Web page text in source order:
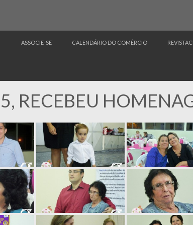
ASSOCIE-SE CALENDÁRIO DO COMÉRCIO
RECEBEU